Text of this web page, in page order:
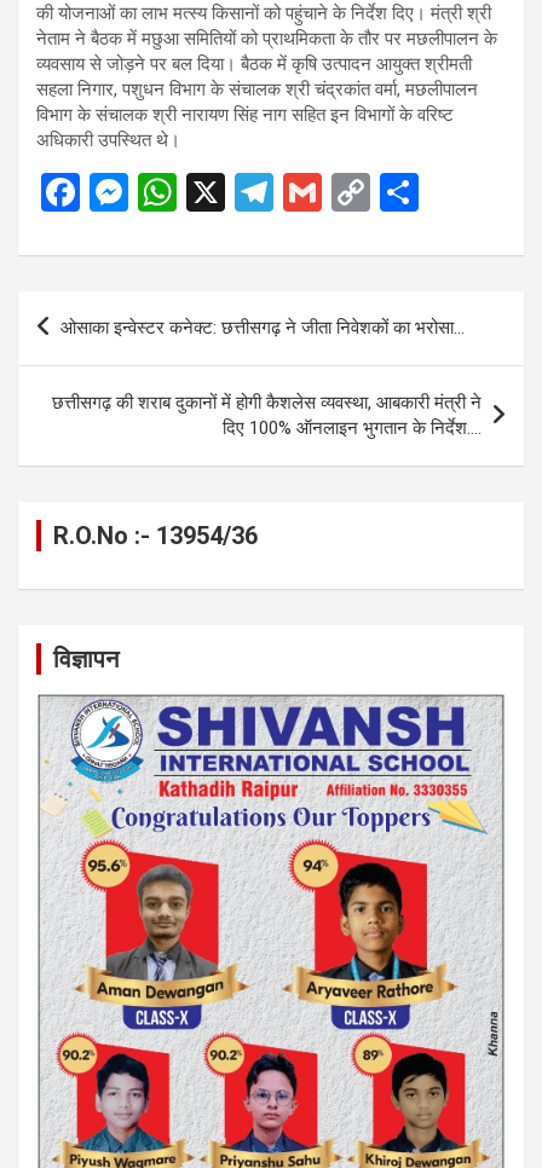
की योजनाओं का लाभ मत्स्य किसानों को पहुंचाने के निर्देश दिए। मंत्री श्री
नेताम ने बैठक में मछुआ समितियों को प्राथमिकता के तौर पर मछलीपालन के
व्यवसाय से जोड़ने पर बल दिया। बैठक में कृषि उत्पादन आयुक्त श्रीमती
सहला निगार, पशुधन विभाग के संचालक श्री चंद्रकांत वर्मा, मछलीपालन
विभाग के संचालक श्री नारायण सिंह नाग सहित इन विभागों के वरिष्ट
अधिकारी उपस्थित थे।
F
ce
o
o
k
M
se
n
g
er
W
at
s
A
p
p
X
T
e
gr
a
m
G
ail
C
py
Li
n
k
ar
e
Post
navigation
ओसाका इन्वेस्टर कनेक्ट: छत्तीसगढ़ ने जीता निवेशकों का भरोसा…
छत्तीसगढ़ की शराब दुकानों में होगी कैशलेस व्यवस्था, आबकारी मंत्री ने
दिए 100% ऑनलाइन भुगतान के निर्देश….
R.O.No :- 13954/36
विज्ञापन